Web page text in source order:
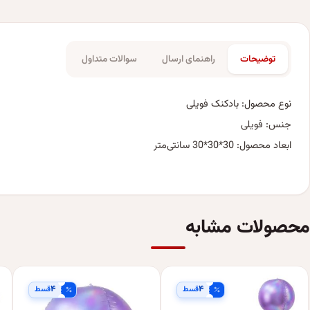
توضیحات راهنمای ارسال سوالات متداول
نوع محصول: بادکنک فویلی
جنس: فویلی
ابعاد محصول: 30*30*30 سانتی‌متر
محصولات مشابه
۴قسط ۴قسط